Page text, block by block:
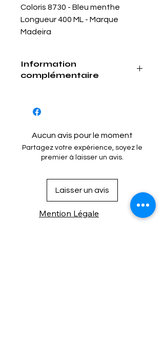
Coloris 8730 - Bleu menthe
Longueur 400 ML - Marque
Madeira
Information
complémentaire
Aucun avis pour le moment
Partagez votre expérience, soyez le
premier à laisser un avis.
Laisser un avis
Mention Légale